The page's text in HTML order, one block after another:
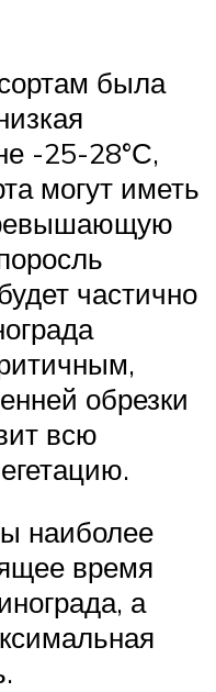
была
-25-28°С,
могут иметь
частично
обрезки
всю
наиболее
время
а